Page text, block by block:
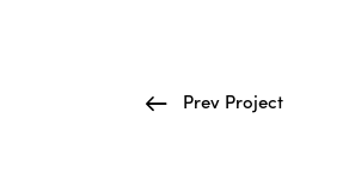
Prev Project